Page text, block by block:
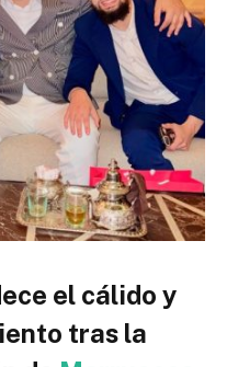
el cálido y
tras la